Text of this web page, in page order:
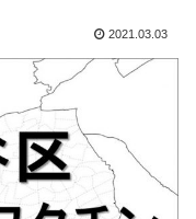
2021.03.03